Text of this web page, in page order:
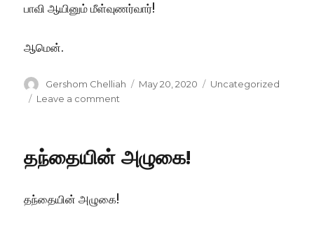
பாவி ஆயினும் மீள்வுணர்வார்!
ஆமென்.
Author
Gershom Chelliah
Posted
May 20, 2020 Categories
Uncategorized
Leave a comment
தந்தையின் அழுகை!
தந்தையின் அழுகை!